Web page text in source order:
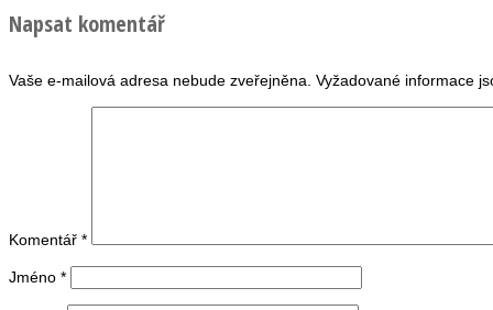
Napsat komentář
Vaše e-mailová adresa nebude zveřejněna. Vyžadované informace
Komentář *
Jméno *